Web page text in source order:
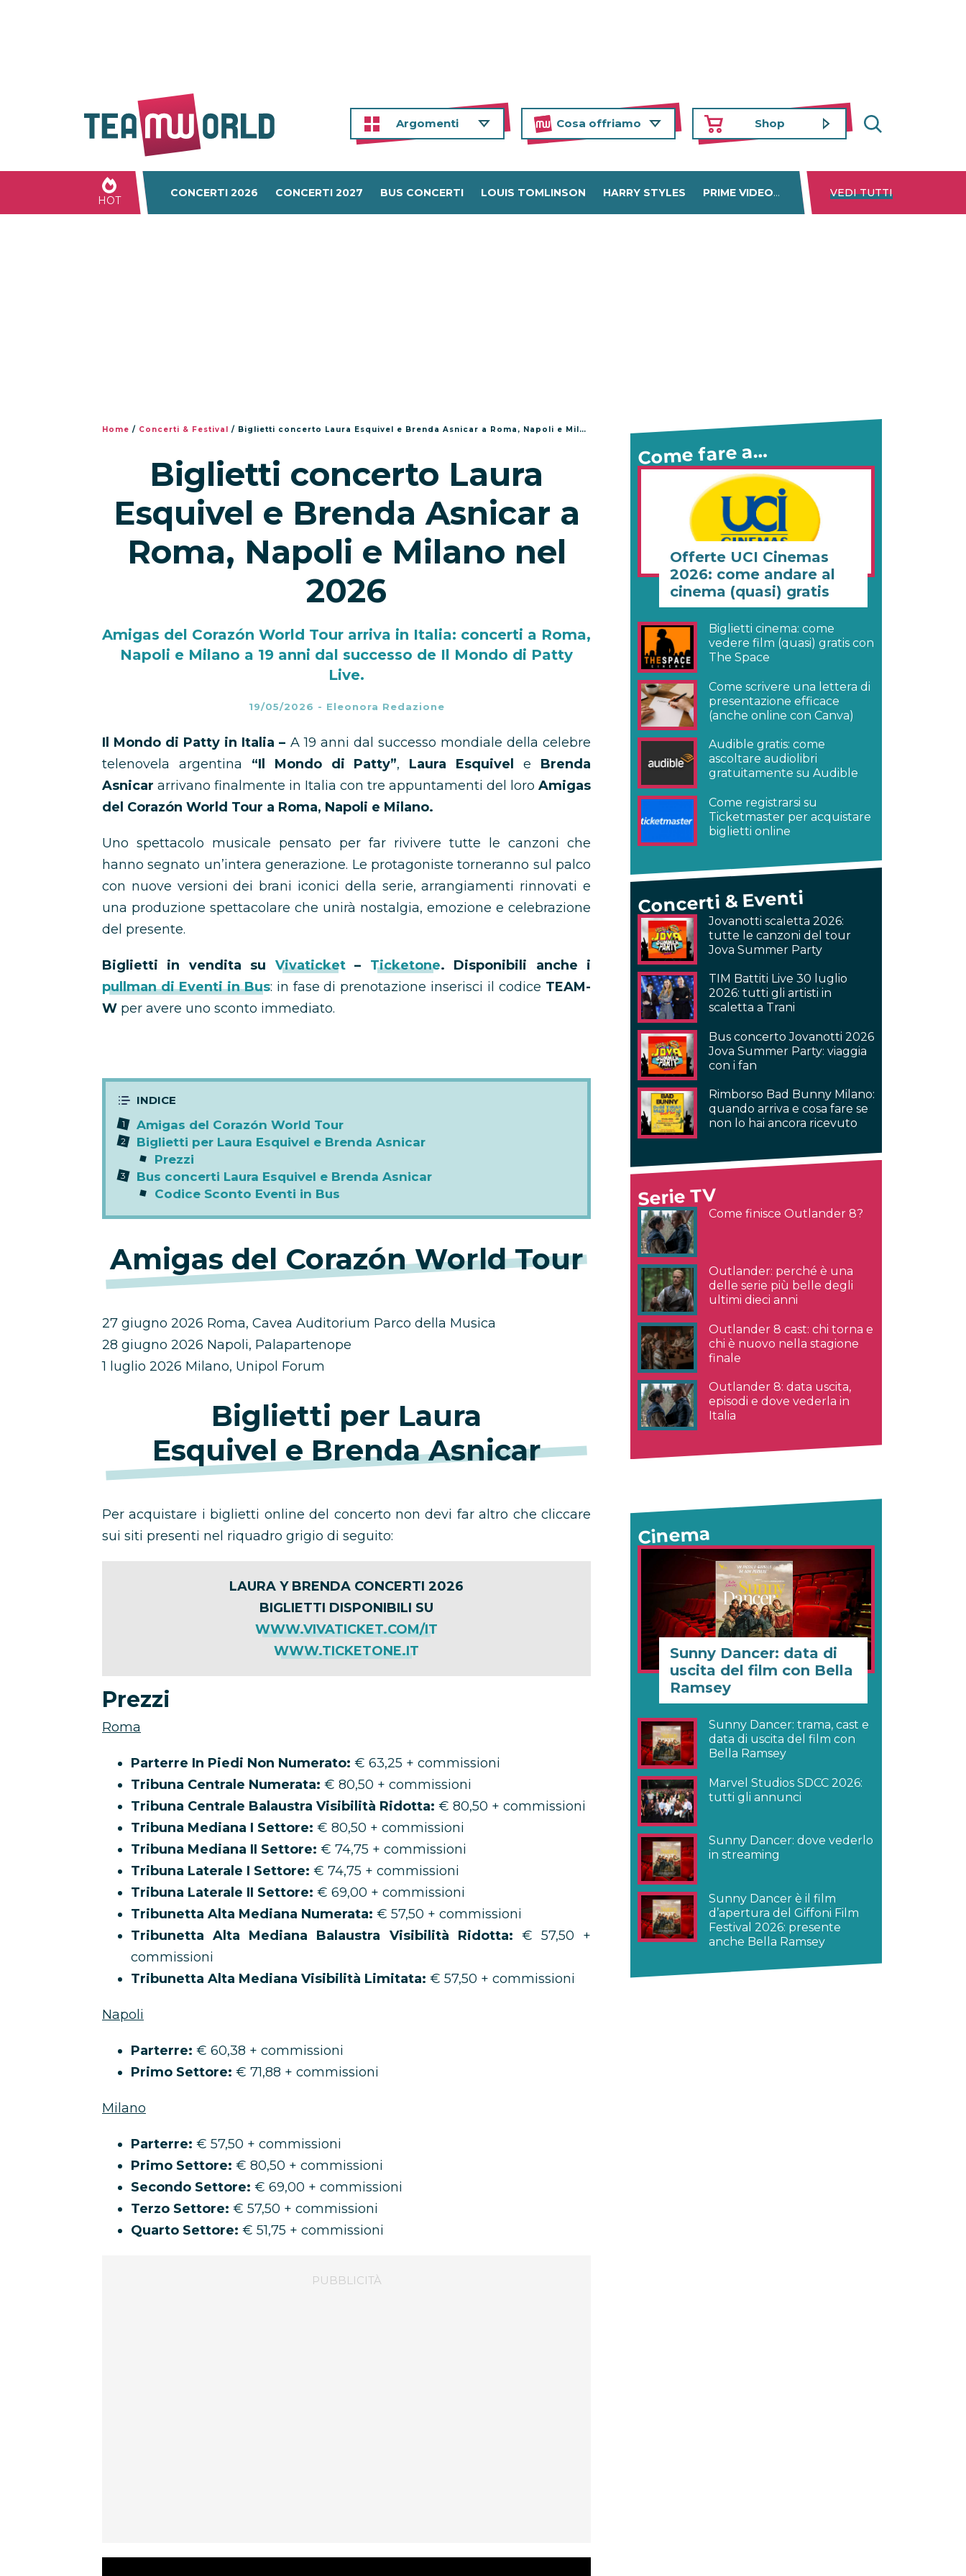
Argomenti Cosa offriamo Shop
HOT
CONCERTI 2026 CONCERTI 2027 BUS CONCERTI LOUIS TOMLINSON HARRY STYLES PRIME VIDEO DISNEY+ NETFLIX
VEDI TUTTI
Home / Concerti & Festival / Biglietti concerto Laura Esquivel e Brenda Asnicar a Roma, Napoli e Milano nel 2026
Biglietti concerto Laura
Esquivel e Brenda Asnicar a
Roma, Napoli e Milano nel
2026
Amigas del Corazón World Tour arriva in Italia: concerti a Roma,
Napoli e Milano a 19 anni dal successo de Il Mondo di Patty
Live.
19/05/2026 - Eleonora Redazione
Il Mondo di Patty in Italia – A 19 anni dal successo mondiale della celebre
telenovela argentina “Il Mondo di Patty”, Laura Esquivel e Brenda
Asnicar arrivano finalmente in Italia con tre appuntamenti del loro Amigas
del Corazón World Tour a Roma, Napoli e Milano.
Uno spettacolo musicale pensato per far rivivere tutte le canzoni che
hanno segnato un’intera generazione. Le protagoniste torneranno sul palco
con nuove versioni dei brani iconici della serie, arrangiamenti rinnovati e
una produzione spettacolare che unirà nostalgia, emozione e celebrazione
del presente.
Biglietti in vendita su Vivaticket– Ticketone. Disponibili anche i
pullman di Eventi in Bus: in fase di prenotazione inserisci il codice TEAM-
W per avere uno sconto immediato.
Amigas del Corazón World Tour
Biglietti per Laura Esquivel e Brenda Asnicar
Prezzi
Bus concerti Laura Esquivel e Brenda Asnicar
Codice Sconto Eventi in Bus
Amigas del Corazón World Tour
27 giugno 2026 Roma, Cavea Auditorium Parco della Musica
28 giugno 2026 Napoli, Palapartenope
1 luglio 2026 Milano, Unipol Forum
Biglietti per Laura
Esquivel e Brenda Asnicar
Per acquistare i biglietti online del concerto non devi far altro che cliccare
sui siti presenti nel riquadro grigio di seguito:
LAURA Y BRENDA CONCERTI 2026
BIGLIETTI DISPONIBILI SU
WWW.VIVATICKET.COM/IT
WWW.TICKETONE.IT
Prezzi
Roma
Parterre In Piedi Non Numerato: € 63,25 + commissioni
Tribuna Centrale Numerata: € 80,50 + commissioni
Tribuna Centrale Balaustra Visibilità Ridotta: € 80,50 + commissioni
Tribuna Mediana I Settore: € 80,50 + commissioni
Tribuna Mediana II Settore: € 74,75 + commissioni
Tribuna Laterale I Settore: € 74,75 + commissioni
Tribuna Laterale II Settore: € 69,00 + commissioni
Tribunetta Alta Mediana Numerata: € 57,50 + commissioni
Tribunetta Alta Mediana Balaustra Visibilità Ridotta: € 57,50 +
commissioni
Tribunetta Alta Mediana Visibilità Limitata: € 57,50 + commissioni
Napoli
Parterre: € 60,38 + commissioni
Primo Settore: € 71,88 + commissioni
Milano
Parterre: € 57,50 + commissioni
Primo Settore: € 80,50 + commissioni
Secondo Settore: € 69,00 + commissioni
Terzo Settore: € 57,50 + commissioni
Quarto Settore: € 51,75 + commissioni
Come fare a…
Offerte UCI Cinemas
2026: come andare al
cinema (quasi) gratis
Biglietti cinema: come
vedere film (quasi) gratis con
The Space
Come scrivere una lettera di
presentazione efficace
(anche online con Canva)
Audible gratis: come
ascoltare audiolibri
gratuitamente su Audible
Come registrarsi su
Ticketmaster per acquistare
biglietti online
Concerti & Eventi
Jovanotti scaletta 2026:
tutte le canzoni del tour
Jova Summer Party
TIM Battiti Live 30 luglio
2026: tutti gli artisti in
scaletta a Trani
Bus concerto Jovanotti 2026
Jova Summer Party: viaggia
con i fan
Rimborso Bad Bunny Milano:
quando arriva e cosa fare se
non lo hai ancora ricevuto
Serie TV
Come finisce Outlander 8?
Outlander: perché è una
delle serie più belle degli
ultimi dieci anni
Outlander 8 cast: chi torna e
chi è nuovo nella stagione
finale
Outlander 8: data uscita,
episodi e dove vederla in
Italia
Cinema
Sunny Dancer: data di
uscita del film con Bella
Ramsey
Sunny Dancer: trama, cast e
data di uscita del film con
Bella Ramsey
Marvel Studios SDCC 2026:
tutti gli annunci
Sunny Dancer: dove vederlo
in streaming
Sunny Dancer è il film
d’apertura del Giffoni Film
Festival 2026: presente
anche Bella Ramsey